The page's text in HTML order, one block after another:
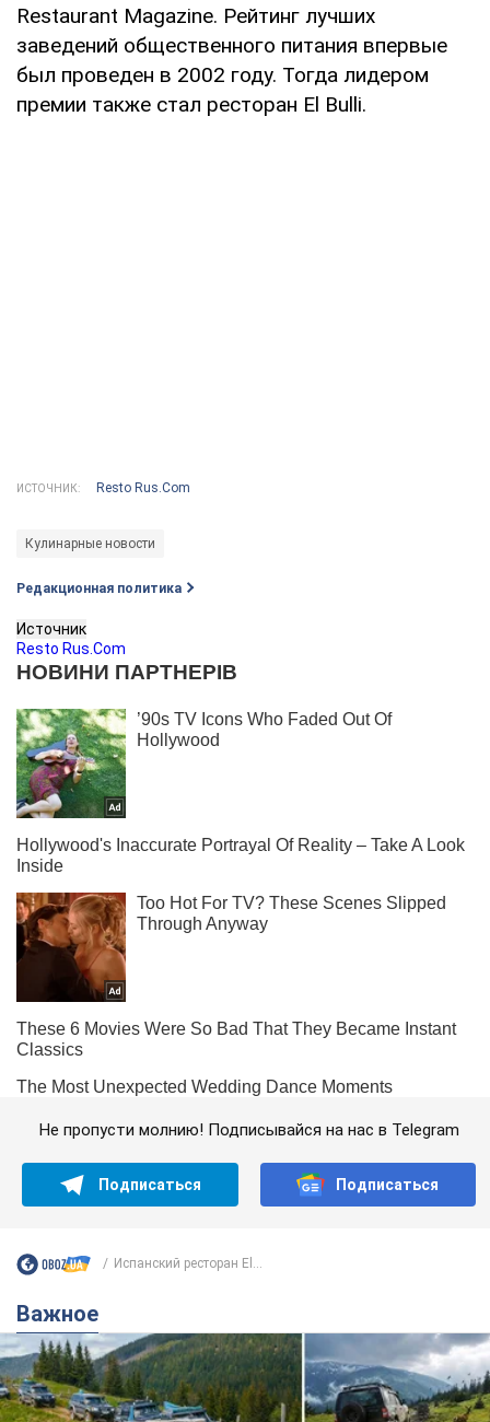
Restaurant Magazine. Рейтинг лучших
заведений общественного питания впервые
был проведен в 2002 году. Тогда лидером
премии также стал ресторан El Bulli.
ИСТОЧНИК: Resto Rus.Com
Кулинарные новости
Редакционная политика
Источник
Resto Rus.Com
Не пропусти молнию! Подписывайся на нас в Telegram
Подписаться Подписаться
Испанский ресторан El...
Важное